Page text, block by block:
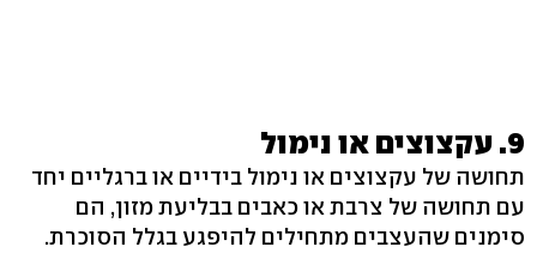
9. עקצוצים או נימול
תחושה של עקצוצים או נימול בידיים או ברגליים יחד
עם תחושה של צרבת או כאבים בבליעת מזון, הם
סימנים שהעצבים מתחילים להיפגע בגלל הסוכרת.